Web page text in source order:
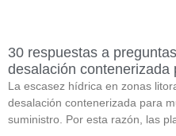
30 respuestas a
desalación contenerizada
La escasez hídrica en zonas
desalación contenerizada para
suministro. Por esta razón, las